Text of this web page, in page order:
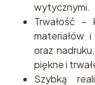
wytycznymi.
Trwałość –
materiałów
oraz
piękne i
Szybką